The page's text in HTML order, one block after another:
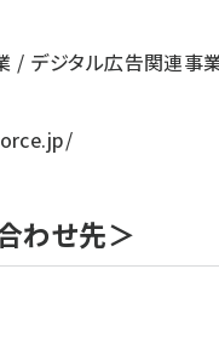
/ デジタル広告関連事
わせ先＞